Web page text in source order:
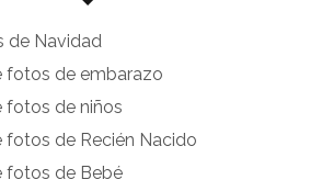
de Navidad
fotos de embarazo
fotos de niños
fotos de Recién Nacido
fotos de Bebé